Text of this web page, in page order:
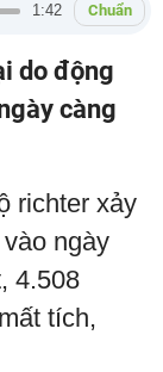
1:42 Chuẩn
do động
càng
richter xảy
ngày
4.508
tích,